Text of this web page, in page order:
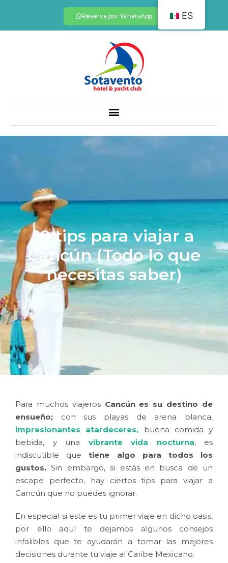
Reserva por WhatsApp
10 tips para viajar a
Cancún (Todo lo que
necesitas saber)
Para muchos viajerosCancún es su destino de
ensueño; con sus playas de arena blanca,
impresionantes atardeceres, buena comida y
bebida, y una vibrante vida nocturna, es
indiscutible quetiene algo para todos los
gustos. Sin embargo, si estás en busca de un
escape perfecto, hay ciertos tips para viajar a
Cancún que no puedes ignorar.
En especial si este es tu primer viaje en dicho oasis,
por ello aquí te dejamos algunos consejos
infalibles que te ayudarán a tomar las mejores
decisiones durante tu viaje al Caribe Mexicano.
ES